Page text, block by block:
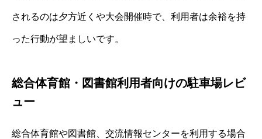
されるのは夕方近くや大会開催時で、利用者は余裕を持
った行動が望ましいです。
総合体育館・図書館利用者向けの駐車場レビ
ュー
総合体育館や図書館、交流情報センターを利用する場合